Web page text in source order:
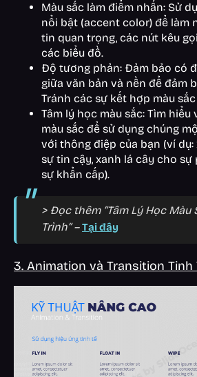
Màu sắc làm điểm nhấn: Sử
nổi bật (accent color) để làm
tin quan trọng, các nút kêu
các biểu đồ.
Độ tương phản: Đảm bảo có
giữa văn bản và nền để đảm
Tránh các sự kết hợp màu
Tâm lý học màu sắc: Tìm hiểu
màu sắc để sử dụng chúng
với thông điệp của bạn (ví
sự tin cậy, xanh lá cây cho
sự khẩn cấp).
> Đọc thêm “Tâm Lý Học Màu
Trình” –Tại đây
3. Animation và Transition Tinh